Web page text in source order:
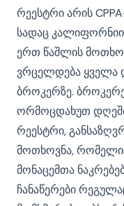
რეესტრი არის
სადაც
ერთ წაშლის
ვრცელდება ყველა
ბროკერზე.
ორმოცდახუთ
რეესტრი,
მოთხოვნა,
მონაცემთა
ჩანაწერები